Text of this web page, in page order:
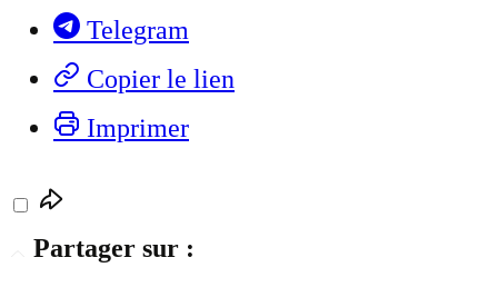
Telegram
Copier le lien
Imprimer
Partager sur :